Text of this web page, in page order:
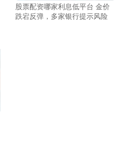
股票配资哪家利息低平台 金价
跌宕反弹，多家银行提示风险